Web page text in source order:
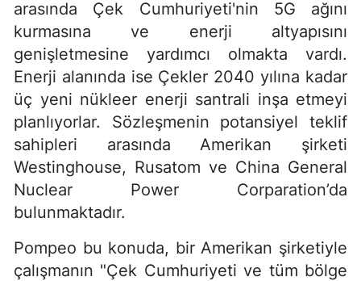
arasında Çek Cumhuriyeti'nin 5G ağını
kurmasına ve enerji altyapısını
genişletmesine yardımcı olmakta vardı.
Enerji alanında ise Çekler 2040 yılına kadar
üç yeni nükleer enerji santrali inşa etmeyi
planlıyorlar. Sözleşmenin potansiyel teklif
sahipleri arasında Amerikan şirketi
Westinghouse, Rusatom ve China General
Nuclear Power Corparation’da
bulunmaktadır.
Pompeo bu konuda, bir Amerikan şirketiyle
çalışmanın "Çek Cumhuriyeti ve tüm bölge